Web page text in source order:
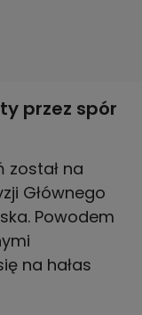
przez spór
został na
Głównego
Powodem
na hałas